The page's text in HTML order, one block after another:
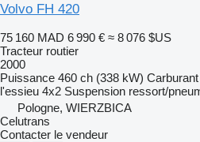
Volvo FH 420
75 160 MAD 6 990 € ≈ 8 076 $US
Tracteur routier
2000
Puissance 460 ch (338 kW) Carburant
l'essieu 4x2 Suspension ressort/
Pologne, WIERZBICA
Celutrans
Contacter le vendeur